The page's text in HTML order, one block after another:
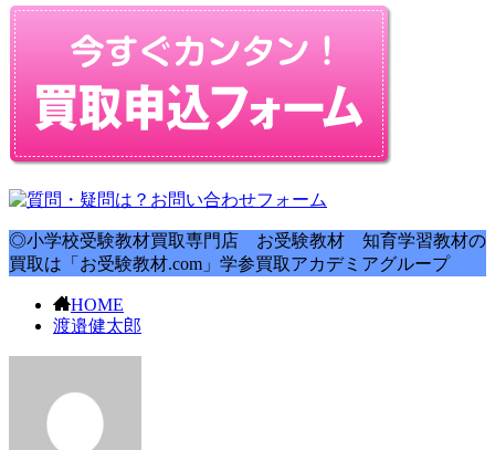
◎小学校受験教材買取専門店 お受験教材 知育学習教材の
買取は「お受験教材.com」学参買取アカデミアグループ
HOME
渡邉健太郎